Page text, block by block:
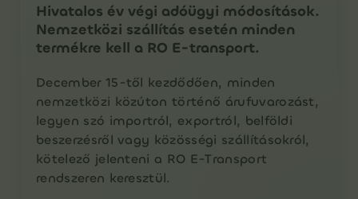
Hivatalos év végi adóügyi módosítások.
Nemzetközi szállítás esetén minden
termékre kell a RO E-transport.
December 15-től kezdődően, minden
nemzetközi közúton történő árufuvarozást,
legyen szó importról, exportról, belföldi
beszerzésről vagy közösségi szállításokról,
kötelező jelenteni a RO E-Transport
rendszeren keresztül.